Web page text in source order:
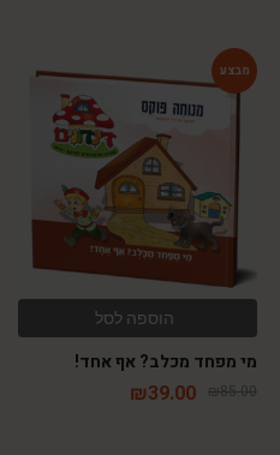
הוספה לסל
מי מפחד מכלב? אף אחד!
₪85.00
₪39.00